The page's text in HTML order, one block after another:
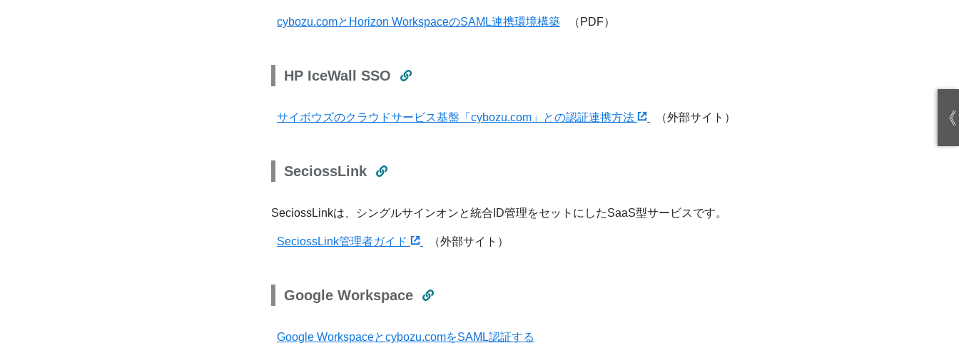
cybozu.comとHorizon WorkspaceのSAML連携環境構築 （PDF）
HP IceWall SSO
サイボウズのクラウドサービス基盤「cybozu.com」との認証連携方法 （外部サイト）
SeciossLink
SeciossLinkは、シングルサインオンと統合ID管理をセットにしたSaaS型サービスです。
SeciossLink管理者ガイド （外部サイト）
Google Workspace
Google Workspaceとcybozu.comをSAML認証する
《